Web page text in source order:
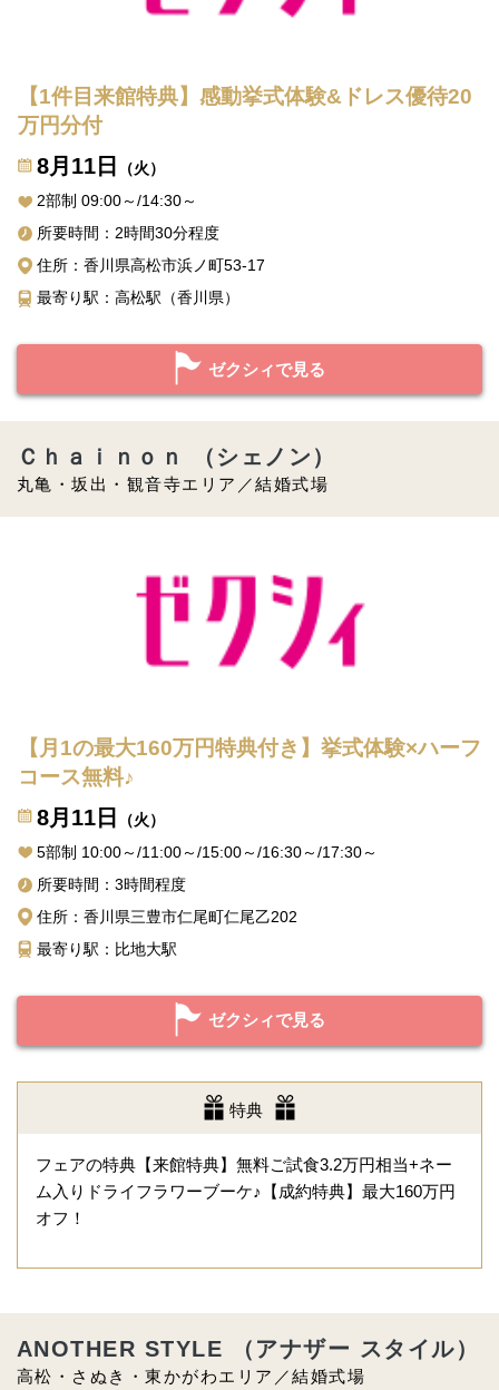
【1件目来館特典】感動挙式体験&ドレス優待20
万円分付
8月11日
（火）
2部制 09:00～/14:30～
所要時間：2時間30分程度
住所：香川県高松市浜ノ町53-17
最寄り駅：高松駅（香川県）
ゼクシィで見る
丸亀・坂出・観音寺エリア／結婚式場
Ｃｈａｉｎｏｎ （シェノン）
【月1の最大160万円特典付き】挙式体験×ハーフ
コース無料♪
8月11日
（火）
5部制 10:00～/11:00～/15:00～/16:30～/17:30～
所要時間：3時間程度
住所：香川県三豊市仁尾町仁尾乙202
最寄り駅：比地大駅
ゼクシィで見る
特典
フェアの特典【来館特典】無料ご試食3.2万円相当+ネー
ム入りドライフラワーブーケ♪【成約特典】最大160万円
オフ！
高松・さぬき・東かがわエリア／結婚式場
ANOTHER STYLE （アナザー スタイル）